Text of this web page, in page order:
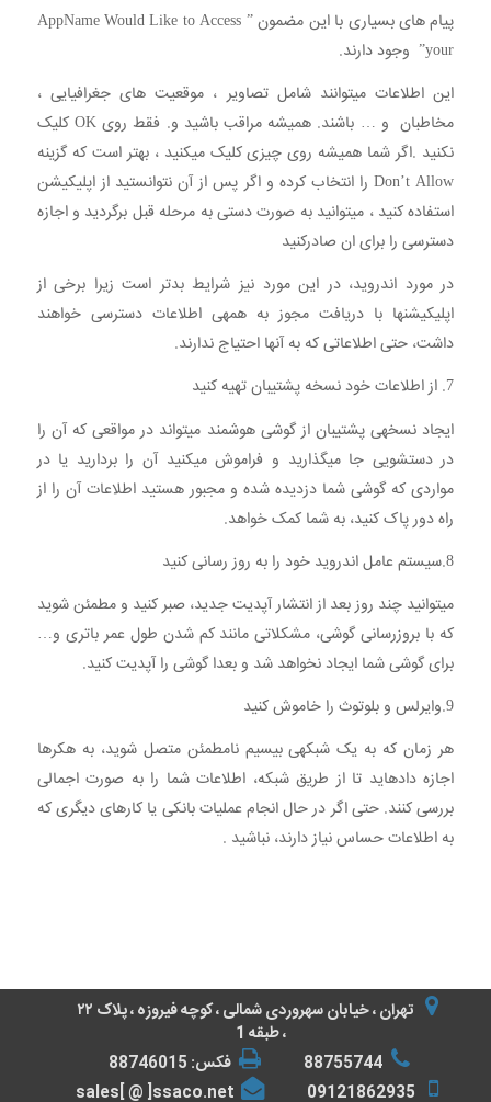
پیام های بسیاری با این مضمون ” AppName Would Like to Access
your” وجود دارند.
این اطلاعات میتوانند شامل تصاویر ، موقعیت های جغرافیایی ،
مخاطبان و … باشند. همیشه مراقب باشید و. فقط روی OK کلیک
نکنید .اگر شما همیشه روی چیزی کلیک میکنید ، بهتر است که گزینه
Don’t Allow را انتخاب کرده و اگر پس از آن نتوانستید از اپلیکیشن
استفاده کنید ، میتوانید به صورت دستی به مرحله قبل برگردید و اجازه
دسترسی را برای ان صادرکنید
در مورد اندروید، در این مورد نیز شرایط بدتر است زیرا برخی از
اپلیکیشنها با دریافت مجوز به همهی اطلاعات دسترسی خواهند
داشت، حتی اطلاعاتی که به آنها احتیاج ندارند.
7. از اطلاعات خود نسخه پشتیبان تهیه کنید
ایجاد نسخهی پشتیبان از گوشی هوشمند میتواند در مواقعی که آن را
در دستشویی جا میگذارید و فراموش میکنید آن را بردارید یا در
مواردی که گوشی شما دزدیده شده و مجبور هستید اطلاعات آن را از
راه دور پاک کنید، به شما کمک خواهد.
8.سیستم عامل اندروید خود را به روز رسانی کنید
میتوانید چند روز بعد از انتشار آپدیت جدید، صبر کنید و مطمئن شوید
که با بروزرسانی گوشی، مشکلاتی مانند کم شدن طول عمر باتری و…
برای گوشی شما ایجاد نخواهد شد و بعدا گوشی را آپدیت کنید.
9.وایرلس و بلوتوث را خاموش کنید
هر زمان که به یک شبکهی بیسیم نامطمئن متصل شوید، به هکرها
اجازه دادهاید تا از طریق شبکه، اطلاعات شما را به صورت اجمالی
بررسی کنند. حتی اگر در حال انجام عملیات بانکی یا کارهای دیگری که
به اطلاعات حساس نیاز دارند، نباشید .
تهران ، خیابان سهروردی شمالی ، کوچه فیروزه ، پلاک ۲۲
، طبقه 1
88755744
فکس: 88746015
09121862935
sales[ @ ]ssaco.net